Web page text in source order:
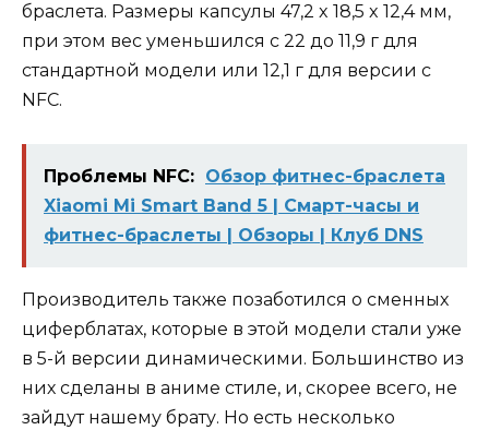
браслета. Размеры капсулы 47,2 x 18,5 x 12,4 мм,
при этом вес уменьшился с 22 до 11,9 г для
стандартной модели или 12,1 г для версии с
NFC.
Проблемы NFC: Обзор фитнес-браслета
Xiaomi Mi Smart Band 5 | Смарт-часы и
фитнес-браслеты | Обзоры | Клуб DNS
Производитель также позаботился о сменных
циферблатах, которые в этой модели стали уже
в 5-й версии динамическими. Большинство из
них сделаны в аниме стиле, и, скорее всего, не
зайдут нашему брату. Но есть несколько